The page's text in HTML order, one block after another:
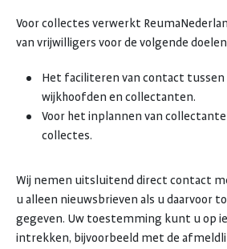
Voor collectes verwerkt
van vrijwilligers voor de volgende
Het faciliteren van contact tussen
wijkhoofden en collectanten.
Voor het inplannen van
collectes.
Wij nemen uitsluitend direct contact
u alleen nieuwsbrieven als u daarvoor
gegeven. Uw toestemming kunt u op
intrekken, bijvoorbeeld met de